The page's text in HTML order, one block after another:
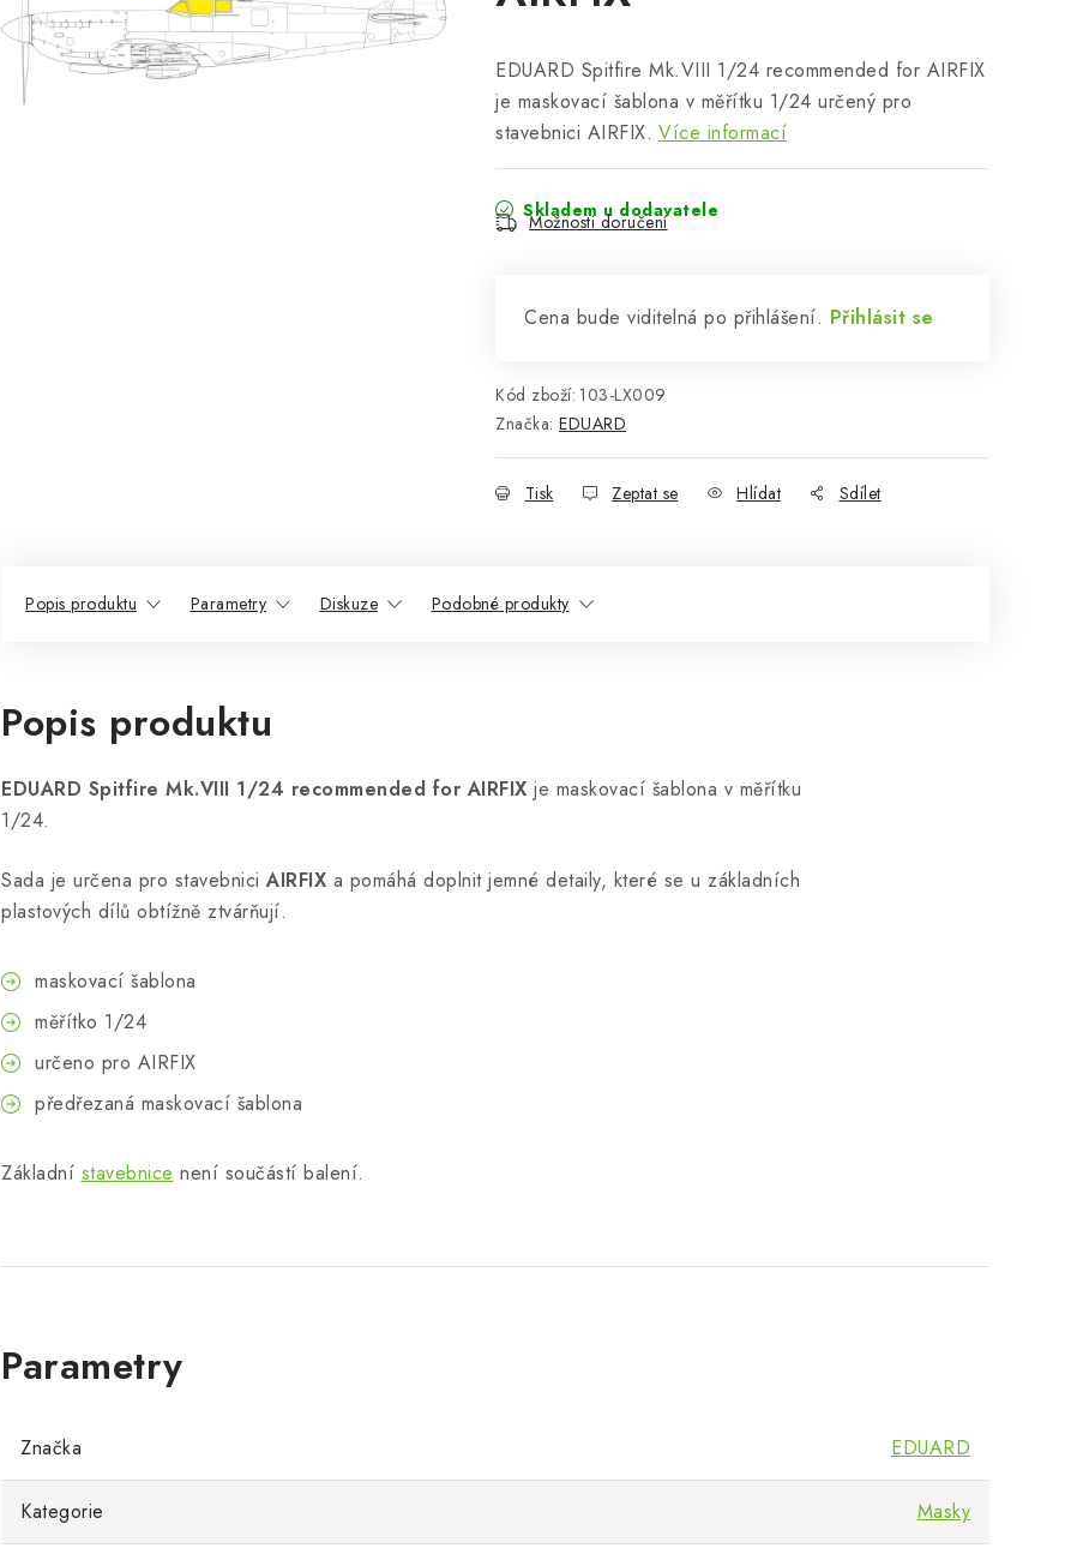
EDUARD Spitfire Mk.VIII 1/24 recommended for AIRFIX
je maskovací šablona v měřítku 1/24 určený pro
stavebnici AIRFIX. Více informací
Skladem u dodavatele
Možnosti doručení
Cena bude viditelná po přihlášení. Přihlásit se
Kód zboží: 103-LX009
Značka: EDUARD
Tisk Zeptat se Hlídat Sdílet
Popis produktu Parametry Diskuze Podobné produkty
Popis produktu
EDUARD Spitfire Mk.VIII 1/24 recommended for AIRFIX je maskovací šablona v měřítku
1/24.
Sada je určena pro stavebnici AIRFIX a pomáhá doplnit jemné detaily, které se u základních
plastových dílů obtížně ztvárňují.
maskovací šablona
měřítko 1/24
určeno pro AIRFIX
předřezaná maskovací šablona
Základní stavebnice není součástí balení.
Značka EDUARD
Kategorie Masky